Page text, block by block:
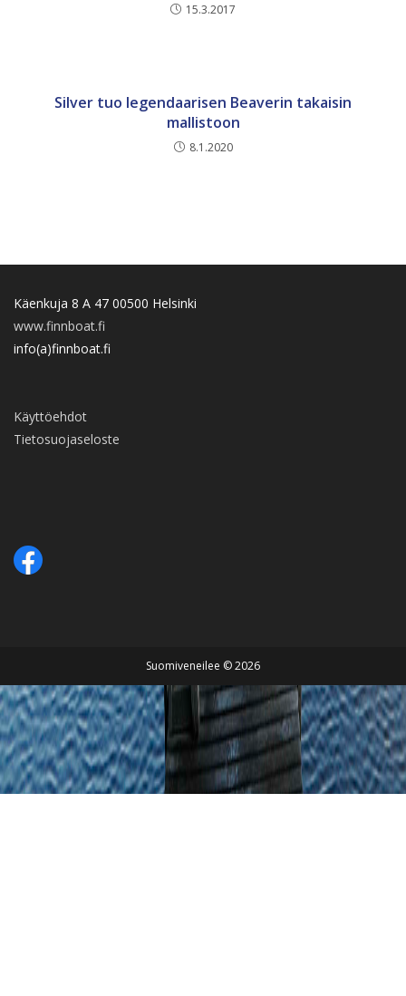
15.3.2017
Silver tuo legendaarisen Beaverin takaisin
mallistoon
8.1.2020
Käenkuja 8 A 47 00500 Helsinki
www.finnboat.fi
info(a)finnboat.fi
Käyttöehdot
Tietosuojaseloste
Suomiveneilee © 2026